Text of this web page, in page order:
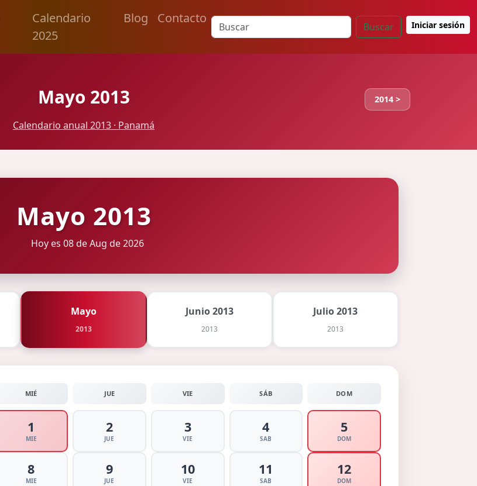
Calendario
2025
Blog Contacto
Buscar Iniciar sesión
Mayo 2013 2014 >
Calendario anual 2013 · Panamá
Mayo 2013
Hoy es 08 de Aug de 2026
Mayo
2013
Junio 2013
2013
Julio 2013
2013
MIÉ JUE VIE SÁB DOM
1
MIE
2
JUE
3
VIE
4
SAB
5
DOM
8
MIE
9
JUE
10
VIE
11
SAB
12
DOM